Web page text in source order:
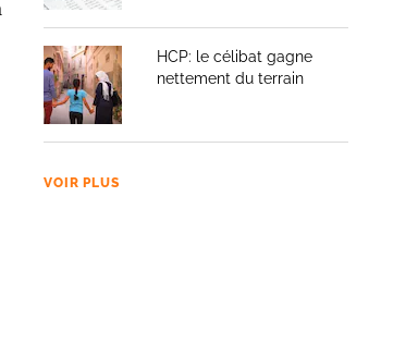
HCP: le célibat gagne
nettement du terrain
VOIR PLUS